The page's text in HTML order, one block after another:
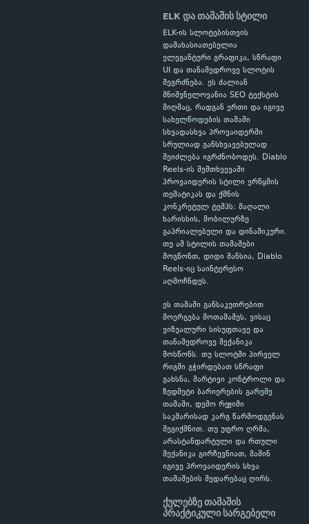
ELK და თამაშის სტილი
ELK-ის სლოტებისთვის
დამახასიათებელია
ელეგანტური გრაფიკა, სწრაფი
UI და თანამედროვე სლოტის
შეგრძნება. ეს ძალიან
მნიშვნელოვანია SEO ტექსტის
მიღმაც, რადგან ერთი და იგივე
სახელწოდების თამაში
სხვადასხვა პროვაიდერში
სრულიად განსხვავებულად
შეიძლება იგრძნობოდეს. Diablo
Reels-ის შემთხვევაში
პროვაიდერის სტილი ერწყმის
თემატიკას და ქმნის
კონკრეტულ ტემპს: მაღალი
ხარისხის, მობილურზე
გაპრიალებული და დინამიკური.
თუ ამ სტილის თამაშები
მოგწონთ, დიდი შანსია, Diablo
Reels-იც საინტერესო
აღმოჩნდეს.
ეს თამაში განსაკუთრებით
მოერგება მოთამაშეს, ვისაც
ვიზუალური სისუფთავე და
თანამედროვე მექანიკა
მოსწონს. თუ სლოტში პირველ
რიგში გჭირდებათ სწრაფი
გახსნა, მარტივი კონტროლი და
ზედმეტი ბარიერების გარეშე
თამაში, დემო რეჟიმი
საკმარისად კარგ წარმოდგენას
შეგიქმნით. თუ უფრო ღრმა,
არასტანდარტული და რთული
მექანიკა გირჩევნიათ, მაშინ
იგივე პროვაიდერის სხვა
თამაშების შედარებაც ღირს.
ქულებზე თამაშის
პრაქტიკული სარგებელი